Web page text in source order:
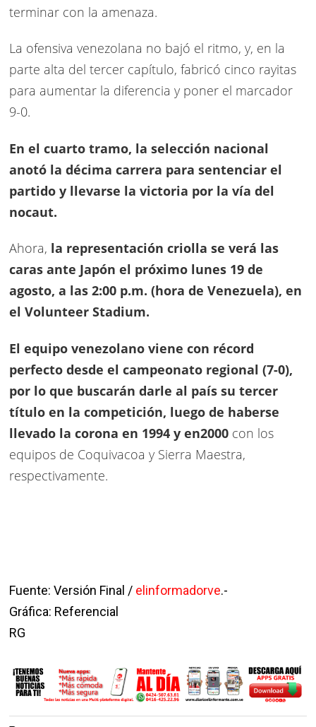
terminar con la amenaza.
La ofensiva venezolana no bajó el ritmo, y, en la
parte alta del tercer capítulo, fabricó cinco rayitas
para aumentar la diferencia y poner el marcador
9-0.
En el cuarto tramo, la selección nacional
anotó la décima carrera para sentenciar el
partido y llevarse la victoria por la vía del
nocaut.
Ahora, la representación criolla se verá las
caras ante Japón el próximo lunes 19 de
agosto, a las 2:00 p.m. (hora de Venezuela), en
el Volunteer Stadium.
El equipo venezolano viene con récord
perfecto desde el campeonato regional (7-0),
por lo que buscarán darle al país su tercer
título en la competición, luego de haberse
llevado la corona en 1994 y en2000 con los
equipos de Coquivacoa y Sierra Maestra,
respectivamente.
Fuente: Versión Final / elinformadorve.-
Gráfica: Referencial
RG